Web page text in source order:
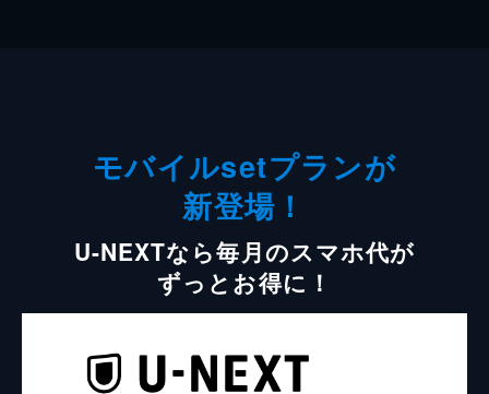
モバイルsetプランが
新登場！
U-NEXTなら毎月のスマホ代が
ずっとお得に！